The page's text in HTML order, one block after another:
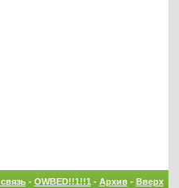
- OWBED!!1!!1 - Архив- Вверх